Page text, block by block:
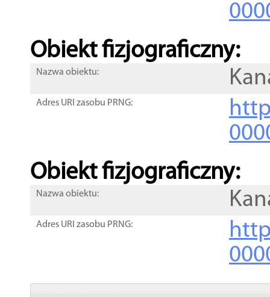
Obiekt fizjograficzny:
Nazwa obiektu:
Adres URI zasobu PRNG:
Obiekt fizjograficzny:
Nazwa obiektu:
Adres URI zasobu PRNG: